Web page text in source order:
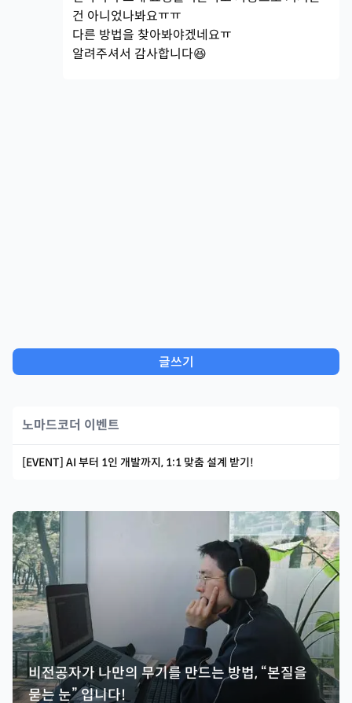
건 아니었나봐요ㅠㅠ
다른 방법을 찾아봐야겠네요ㅠ
알려주셔서 감사합니다😆
글쓰기
노마드코더 이벤트
[EVENT] AI 부터 1인 개발까지, 1:1 맞춤 설계 받기!
비전공자가 나만의 무기를 만드는 방법, “본질을
묻는 눈” 입니다!